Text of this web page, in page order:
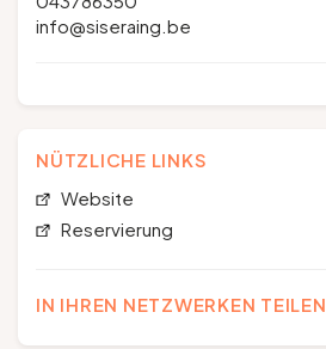
info@siseraing.be
NÜTZLICHE LINKS
Website
Reservierung
IN IHREN NETZWERKEN TEILEN